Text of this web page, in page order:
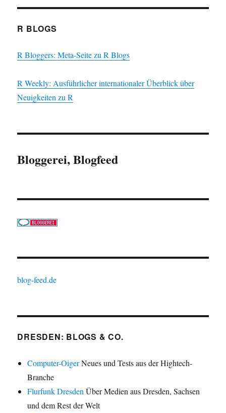
R BLOGS
R Bloggers: Meta-Seite zu R Blogs
R Weekly: Ausführlicher internationaler Überblick über
Neuigkeiten zu R
Bloggerei, Blogfeed
blog-feed.de
DRESDEN: BLOGS & CO.
Computer-OigerNeues und Tests aus der Hightech-
Branche
Flurfunk Dresden Über Medien aus Dresden, Sachsen
und dem Rest der Welt